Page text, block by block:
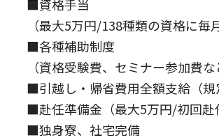
■資格手当
（最大5万円/138種類の資格に毎
■各種補助制度
（資格受験費、セミナー参加費な
■引越し・帰省費用全額支給（規
■赴任準備金（最大5万円/初回赴
■独身寮、社宅完備